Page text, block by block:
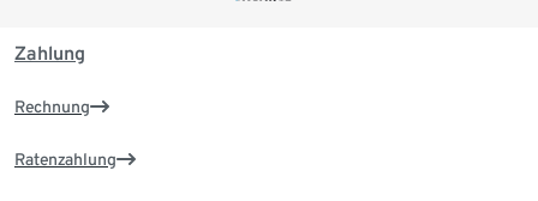
Zahlung
Rechnung
Ratenzahlung